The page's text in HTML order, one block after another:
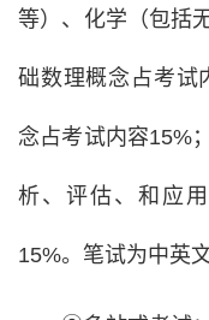
等）、化学（包括
础数理概念占考试
念占考试内容15%
析、评估、和应
15%。笔试为中英